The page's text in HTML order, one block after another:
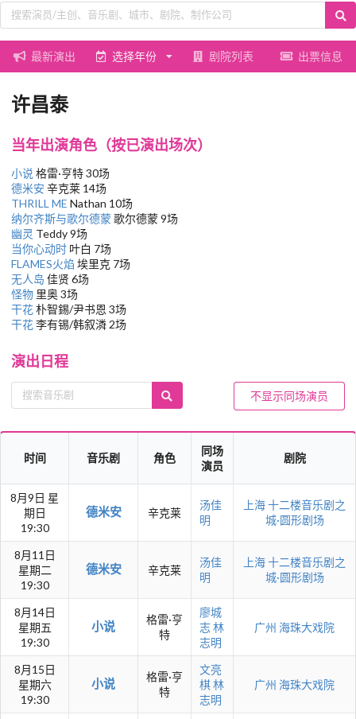
最新演出 选择年份 剧院列表 出票信息
许昌泰
当年出演角色（按已演出场次）
小说 格雷·亨特 30场
德米安 辛克莱 14场
THRILL ME Nathan 10场
纳尔齐斯与歌尔德蒙歌尔德蒙 9场
幽灵 Teddy 9场
当你心动时 叶白 7场
FLAMES火焰 埃里克 7场
无人岛 佳贤 6场
怪物 里奥 3场
干花朴智錫/尹书恩 3场
干花李有锡/韩叙潾 2场
演出日程
不显示同场演员
时间 音乐剧 角色
同场
演员
剧院
8月9日 星
期日
19:30
德米安 辛克莱
汤佳
明
上海十二楼音乐剧之
城·圆形剧场
8月11日
星期二
19:30
德米安 辛克莱
汤佳
明
上海十二楼音乐剧之
城·圆形剧场
8月14日
星期五
19:30
小说
格雷·亨
特
廖城
志林
志明
广州 海珠大戏院
8月15日
星期六
19:30
小说
格雷·亨
特
文亮
棋林
志明
广州 海珠大戏院